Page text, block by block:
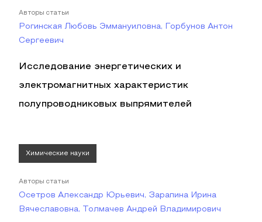
Авторы статьи
Рогинская Любовь Эммануиловна, Горбунов Антон
Сергеевич
Исследование энергетических и
электромагнитных характеристик
полупроводниковых выпрямителей
Химические науки
Авторы статьи
Осетров Александр Юрьевич, Зарапина Ирина
Вячеславовна, Толмачев Андрей Владимирович